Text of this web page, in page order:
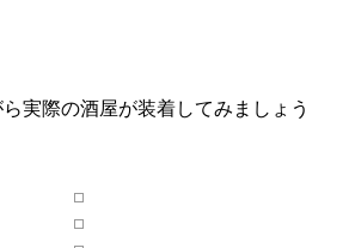
実際の酒屋が装着してみましょう